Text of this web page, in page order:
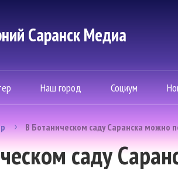
Саранск Mедиа
Наш город Социум
В Ботаническом саду Саранска можно
саду